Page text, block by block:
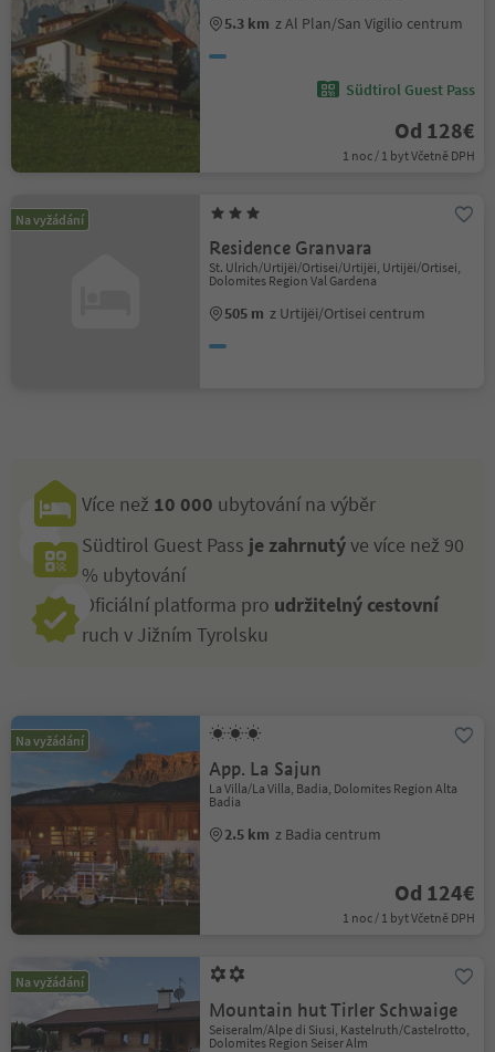
5.3 km z Al Plan/San Vigilio centrum
Südtirol Guest Pass
Od 128€
1 noc / 1 byt Včetně DPH
Na vyžádání
Residence Granvara
St. Ulrich/Urtijëi/Ortisei/Urtijëi, Urtijëi/Ortisei,
Dolomites Region Val Gardena
505 m z Urtijëi/Ortisei centrum
Více než 10 000 ubytování na výběr
Südtirol Guest Pass je zahrnutýve více než 90
% ubytování
Oficiální platforma pro udržitelný cestovní
ruch v Jižním Tyrolsku
Na vyžádání
App. La Sajun
La Villa/La Villa, Badia, Dolomites Region Alta
Badia
2.5 km z Badia centrum
Od 124€
1 noc / 1 byt Včetně DPH
Na vyžádání
Mountain hut Tirler Schwaige
Seiseralm/Alpe di Siusi, Kastelruth/Castelrotto,
Dolomites Region Seiser Alm